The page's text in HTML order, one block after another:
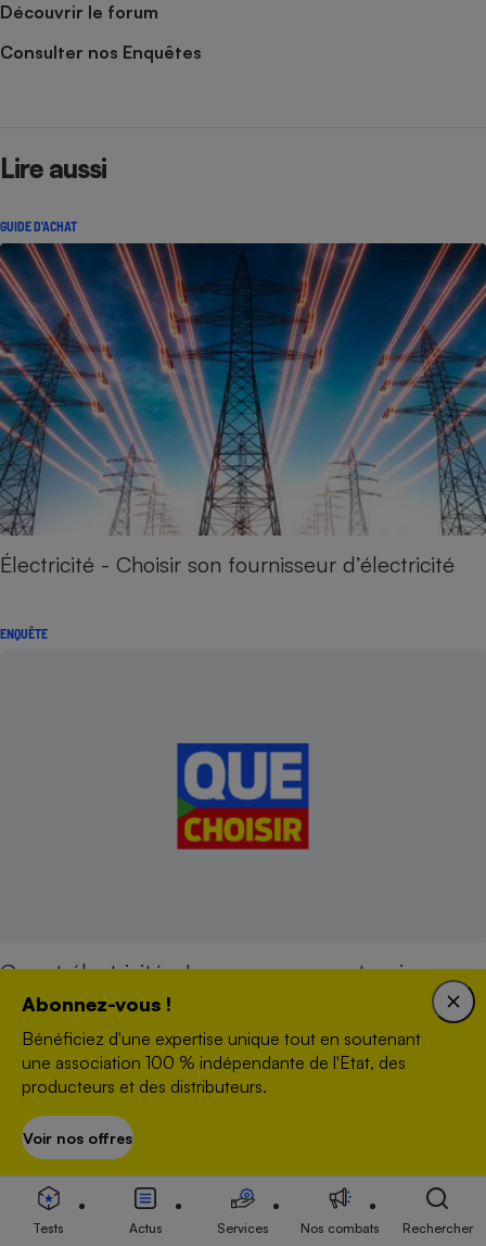
Découvrir le forum
Consulter nos Enquêtes
Lire aussi
GUIDE D'ACHAT
Électricité - Choisir son fournisseur d’électricité
ENQUÊTE
Gaz et électricité - Les usagers sous tension
ENQUÊTE
Abonnez-vous !
Bénéficiez d'une expertise unique tout en soutenant
une association 100 % indépendante de l'Etat, des
producteurs et des distributeurs.
Voir nos offres
Tests Actus Services Nos combats Rechercher